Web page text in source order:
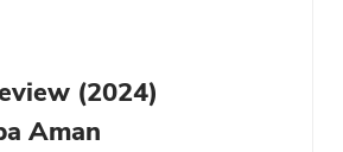
(2024)
Aman